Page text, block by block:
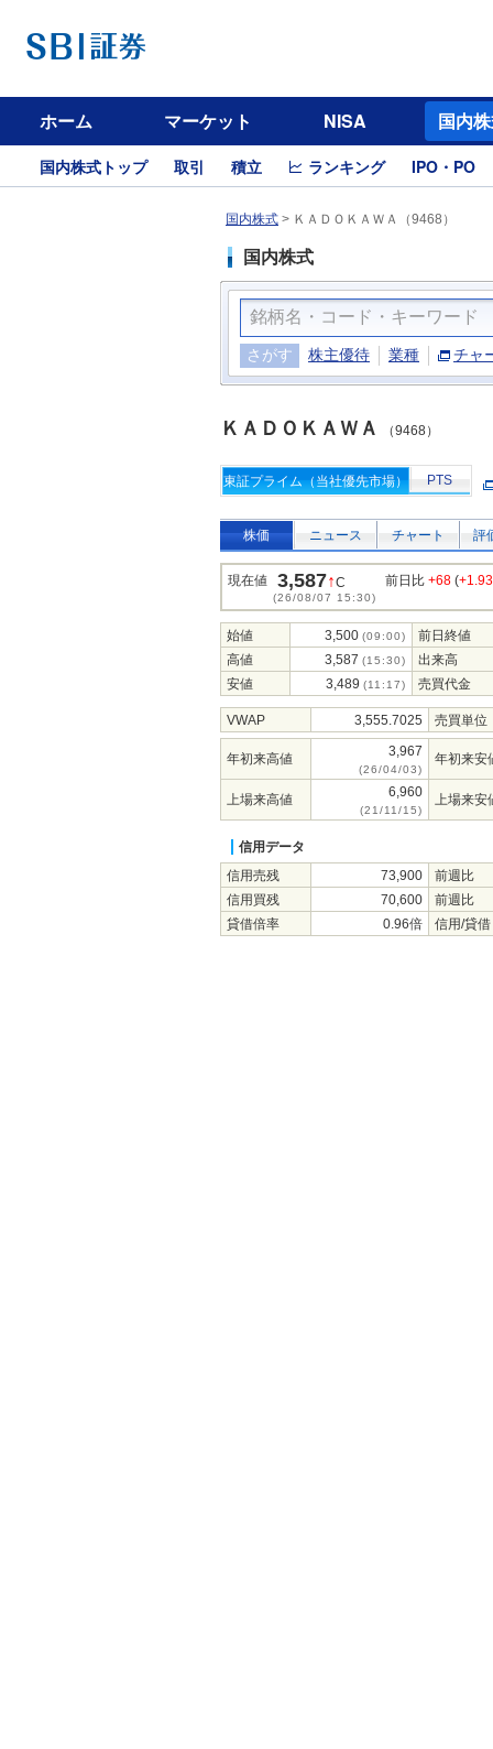
ホーム マーケット NISA 国内
国内株式トップ 取引 積立 ランキング IPO・PO
国内株式 > ＫＡＤＯＫＡＷＡ（9468）
国内株式
さがす 株主優待 業種 チャ
ＫＡＤＯＫＡＷＡ （9468）
東証プライム（当社優先市場） PTS
株価 ニュース チャート 評
現在値 3,587↑C
(26/08/07 15:30)
前日比 +68 (
始値 3,500 (09:00)
前日終値
高値
3,587 (15:30)
出来高
安値
3,489 (11:17) 売買代金
VWAP 3,555.7025 売買単位
年初来高値 3,967
(26/04/03)
年初来安
上場来高値 6,960
(21/11/15)
上場来安
信用データ
信用売残
73,900
前週比
信用買残
70,600
前週比
貸借倍率
0.96倍 信用/貸借